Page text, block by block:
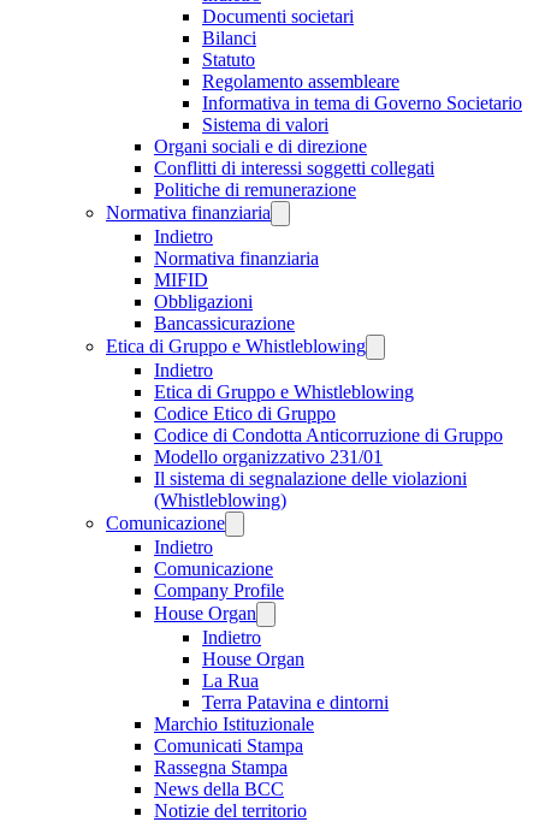
Documenti societari
Bilanci
Statuto
Regolamento assembleare
Informativa in tema di Governo Societario
Sistema di valori
Organi sociali e di direzione
Conflitti di interessi soggetti collegati
Politiche di remunerazione
Normativa finanziaria
Indietro
Normativa finanziaria
MIFID
Obbligazioni
Bancassicurazione
Etica di Gruppo e Whistleblowing
Indietro
Etica di Gruppo e Whistleblowing
Codice Etico di Gruppo
Codice di Condotta Anticorruzione di Gruppo
Modello organizzativo 231/01
Il sistema di segnalazione delle violazioni
(Whistleblowing)
Comunicazione
Indietro
Comunicazione
Company Profile
House Organ
Indietro
House Organ
La Rua
Terra Patavina e dintorni
Marchio Istituzionale
Comunicati Stampa
Rassegna Stampa
News della BCC
Notizie del territorio